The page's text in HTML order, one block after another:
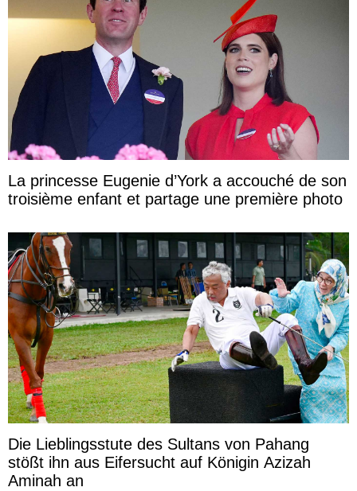
La princesse Eugenie d’York a accouché de son
troisième enfant et partage une première photo
Die Lieblingsstute des Sultans von Pahang
stößt ihn aus Eifersucht auf Königin Azizah
Aminah an